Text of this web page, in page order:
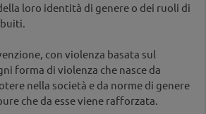
loro identità di genere o dei ruoli di
con violenza basata sul
forma di violenza che nasce da
nella società e da norme di genere
che da esse viene rafforzata.